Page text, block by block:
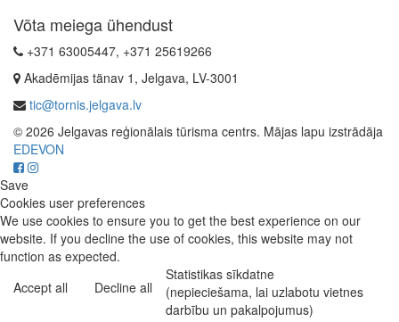
Võta meiega ühendust
+371 63005447, +371 25619266
Akadēmijas tänav 1, Jelgava, LV-3001
tic@tornis.jelgava.lv
© 2026 Jelgavas reģionālais tūrisma centrs. Mājas lapu izstrādāja
EDEVON
Save
Cookies user preferences
We use cookies to ensure you to get the best experience on our
website. If you decline the use of cookies, this website may not
function as expected.
Accept all
Decline all
Statistikas sīkdatne
(nepieciešama, lai uzlabotu vietnes
darbību un pakalpojumus)